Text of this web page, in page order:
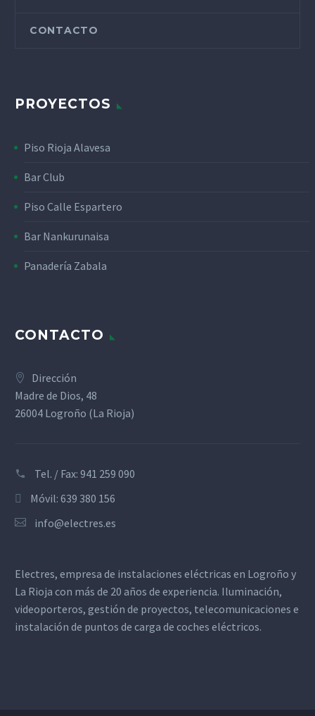
CONTACTO
PROYECTOS
Piso Rioja Alavesa
Bar Club
Piso Calle Espartero
Bar Nankurunaisa
Panadería Zabala
CONTACTO
Dirección
Madre de Dios, 48
26004 Logroño (La Rioja)
Tel. / Fax: 941 259 090
Móvil: 639 380 156
info@electres.es
Electres, empresa de instalaciones eléctricas en Logroño y
La Rioja con más de 20 años de experiencia. Iluminación,
videoporteros, gestión de proyectos, telecomunicaciones e
instalación de puntos de carga de coches eléctricos.